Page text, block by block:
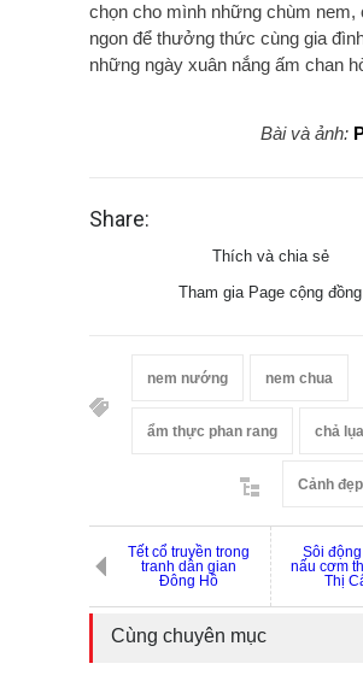
chọn cho mình những chùm nem,
ngon để thưởng thức cùng gia
những ngày xuân nắng ấm chan
Bài và ảnh:
Share:
Thích và chia sẻ
Tham gia Page cộng đồng
nem nướng nem chua
ẩm thực phan rang chả lụa
Cảnh
Tết cổ truyền trong
tranh dân gian
Đông Hồ
Sôi
nấu cơm
Thị
Cùng chuyên mục